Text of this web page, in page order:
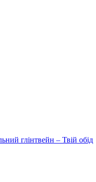
глінтвейн – Твій обід